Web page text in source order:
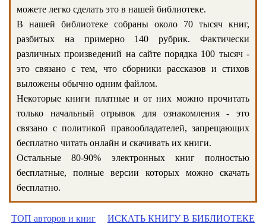
можете легко сделать это в нашей библиотеке.
В нашей библиотеке собраны около 70 тысяч книг,
разбитых на примерно 140 рубрик. Фактически
различных произведений на сайте порядка 100 тысяч -
это связано с тем, что сборники рассказов и стихов
выложены обычно одним файлом.
Некоторые книги платные и от них можно прочитать
только начальный отрывок для ознакомления - это
связано с политикой правообладателей, запрещающих
бесплатно читать онлайн и скачивать их книги.
Остальные 80-90% электронных книг полностью
бесплатные, полные версии которых можно скачать
бесплатно.
ТОП авторов и книг ИСКАТЬ КНИГУ В БИБЛИОТЕКЕ